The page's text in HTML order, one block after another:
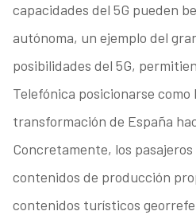
capacidades del 5G pueden
autónoma, un ejemplo del
posibilidades del 5G,
Telefónica posicionarse como
transformación de España
Concretamente, los
contenidos de producción
contenidos turísticos